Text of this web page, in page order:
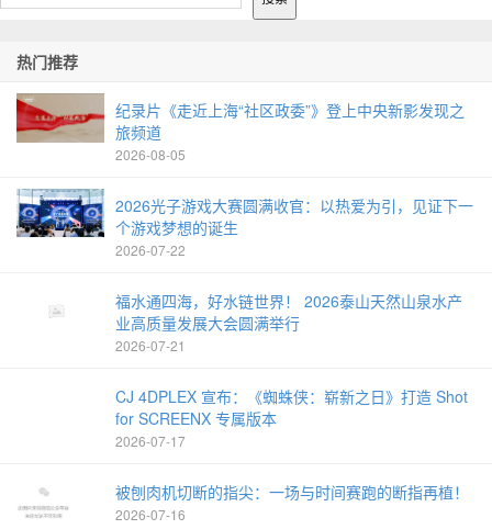
热门推荐
纪录片《走近上海“社区政委”》登上中央新影发现之
旅频道
2026-08-05
2026光子游戏大赛圆满收官：以热爱为引，见证下一
个游戏梦想的诞生
2026-07-22
福水通四海，好水链世界！ 2026泰山天然山泉水产
业高质量发展大会圆满举行
2026-07-21
CJ 4DPLEX 宣布：《蜘蛛侠：崭新之日》打造 Shot
for SCREENX 专属版本
2026-07-17
被刨肉机切断的指尖：一场与时间赛跑的断指再植！
2026-07-16